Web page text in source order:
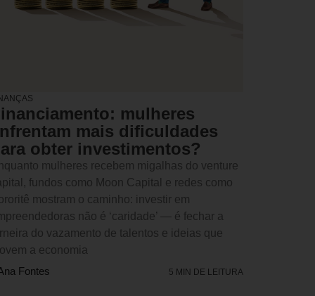
mulheres
mais dificuldades
obter investimentos?
mulheres recebem migalhas do venture
fundos como Moon Capital e redes como
mostram o caminho: investir em
não é ‘caridade’ — é fechar a
do vazamento de talentos e ideias que
a economia
Fontes
5 MIN DE LEITURA